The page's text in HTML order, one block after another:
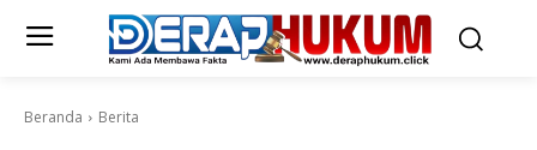
Beranda Berita